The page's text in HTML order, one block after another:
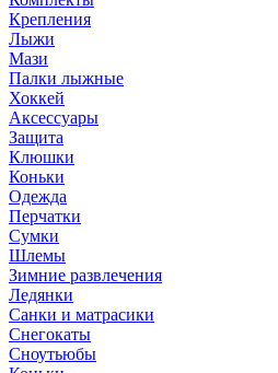
Крепления
Лыжи
Мази
Палки лыжные
Хоккей
Аксессуары
Защита
Клюшки
Коньки
Одежда
Перчатки
Сумки
Шлемы
Зимние развлечения
Ледянки
Санки и матрасики
Снегокаты
Сноутьюбы